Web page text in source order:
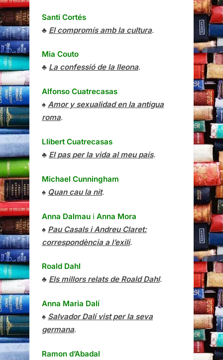
Santi Cortés
♣ El compromís amb la cultura.
Mia Couto
♣ La confessió de la lleona.
Alfonso Cuatrecasas
♠ Amor y sexualidad en la antigua
roma.
Llibert Cuatrecasas
♣ El pas per la vida al meu país.
Michael Cunningham
♠ Quan cau la nit.
Anna Dalmau i Anna Mora
♠ Pau Casals i Andreu Claret:
correspondència a l’exili.
Roald Dahl
♣ Els millors relats de Roald Dahl.
Anna Maria Dalí
♠ Salvador Dalí vist per la seva
germana.
Ramon d’Abadal